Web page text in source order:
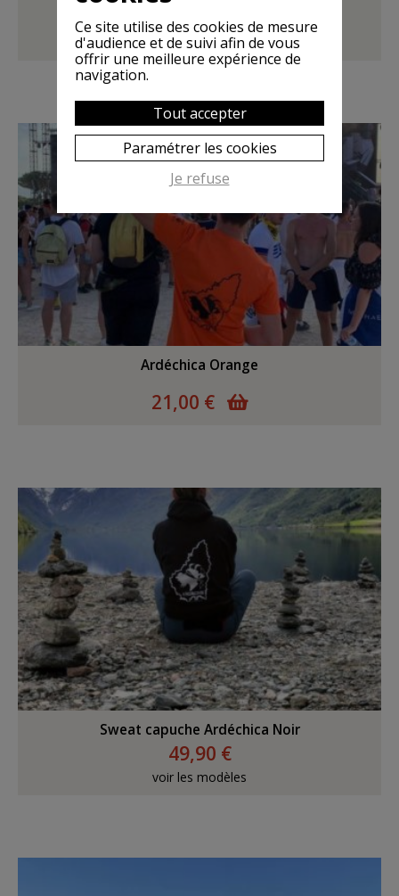
21,00 €
voir les modèles
Ardéchica Orange
21,00 €
Sweat capuche Ardéchica Noir
49,90 €
voir les modèles
Ce site utilise des cookies de mesure
d'audience et de suivi afin de vous
offrir une meilleure expérience de
navigation.
Tout accepter
Paramétrer les cookies
Je refuse